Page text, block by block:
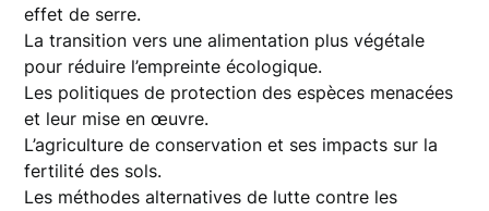
effet de serre.
La transition vers une alimentation plus végétale
pour réduire l’empreinte écologique.
Les politiques de protection des espèces menacées
et leur mise en œuvre.
L’agriculture de conservation et ses impacts sur la
fertilité des sols.
Les méthodes alternatives de lutte contre les